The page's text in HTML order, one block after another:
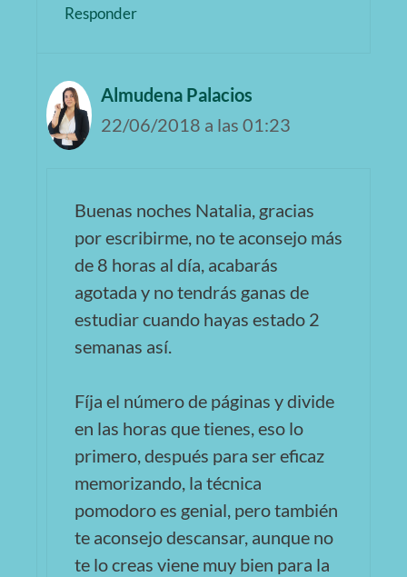
Responder
Almudena Palacios
22/06/2018 a las 01:23
Buenas noches Natalia, gracias
por escribirme, no te aconsejo más
de 8 horas al día, acabarás
agotada y no tendrás ganas de
estudiar cuando hayas estado 2
semanas así.
Fíja el número de páginas y divide
en las horas que tienes, eso lo
primero, después para ser eficaz
memorizando, la técnica
pomodoro es genial, pero también
te aconsejo descansar, aunque no
te lo creas viene muy bien para la